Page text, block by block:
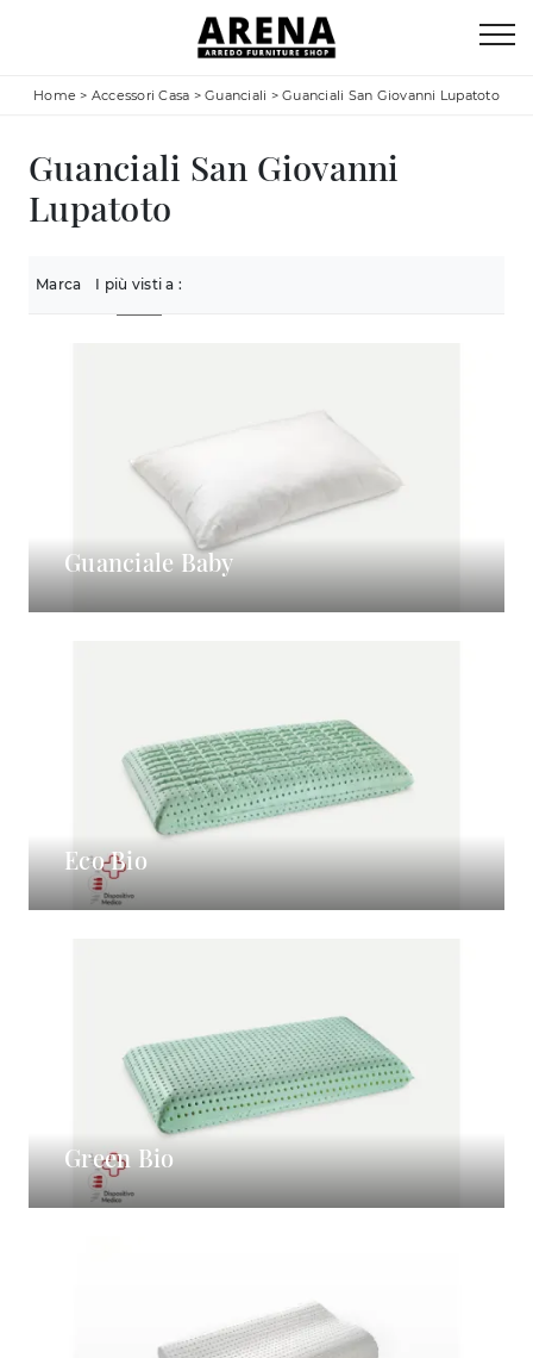
Home > Accessori Casa >Guanciali >Guanciali San Giovanni Lupatoto
Guanciali San Giovanni
Lupatoto
Marca I più visti a :
Guanciale Baby
Eco Bio
Green Bio